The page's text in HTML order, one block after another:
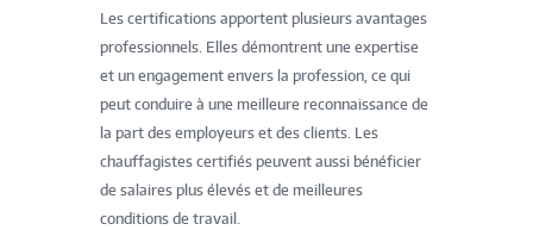
Les certifications apportent plusieurs avantages
professionnels. Elles démontrent une expertise
et un engagement envers la profession, ce qui
peut conduire à une meilleure reconnaissance de
la part des employeurs et des clients. Les
chauffagistes certifiés peuvent aussi bénéficier
de salaires plus élevés et de meilleures
conditions de travail.